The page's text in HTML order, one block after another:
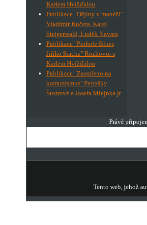
Karlem Hvížďalou
Publikace "Dějiny v manéži"
Vladimír Kučera, Karel
Steigerwald, Luděk Navara
Publikace "Pinhole Blues
Jiřího Stacha" Rozhovor s
Karlem Hvížďalou
Publikace "Zaostřeno na
komunismus" Petrušky
Šustrové a Josefa Mlejnka jr.
Právě
Tento web, jehož